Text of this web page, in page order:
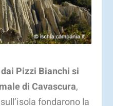
Pizzi Bianchi si
di Cavascura,
fondarono la